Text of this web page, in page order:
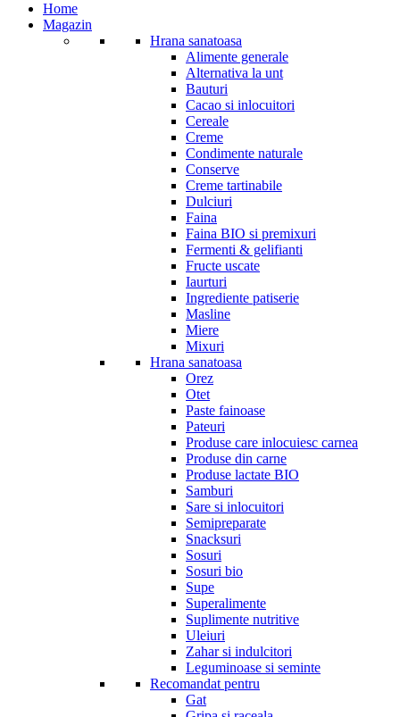
Home
Magazin
Hrana sanatoasa
Alimente generale
Alternativa la unt
Bauturi
Cacao si inlocuitori
Cereale
Creme
Condimente naturale
Conserve
Creme tartinabile
Dulciuri
Faina
Faina BIO si premixuri
Fermenti & gelifianti
Fructe uscate
Iaurturi
Ingrediente patiserie
Masline
Miere
Mixuri
Hrana sanatoasa
Orez
Otet
Paste fainoase
Pateuri
Produse care inlocuiesc carnea
Produse din carne
Produse lactate BIO
Samburi
Sare si inlocuitori
Semipreparate
Snacksuri
Sosuri
Sosuri bio
Supe
Superalimente
Suplimente nutritive
Uleiuri
Zahar si indulcitori
Leguminoase si seminte
Recomandat pentru
Gat